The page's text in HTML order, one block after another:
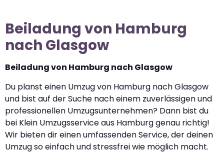
Beiladung von Hamburg
nach Glasgow
Beiladung von Hamburg nach Glasgow
Du planst einen Umzug von Hamburg nach Glasgow
und bist auf der Suche nach einem zuverlässigen und
professionellen Umzugsunternehmen? Dann bist du
bei Klein Umzugsservice aus Hamburg genau richtig!
Wir bieten dir einen umfassenden Service, der deinen
Umzug so einfach und stressfrei wie möglich macht.